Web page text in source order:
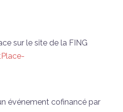
sur le site de la FING
événement cofinancé par